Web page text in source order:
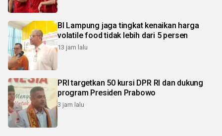
BI Lampung jaga tingkat kenaikan harga
volatile food tidak lebih dari 5 persen
13 jam lalu
PRI targetkan 50 kursi DPR RI dan dukung
program Presiden Prabowo
3 jam lalu